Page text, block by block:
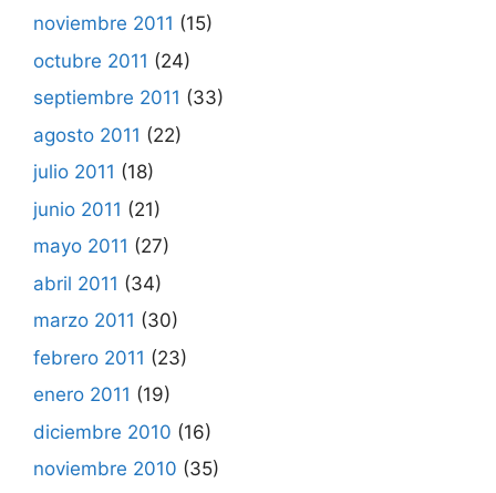
noviembre 2011 (15)
octubre 2011 (24)
septiembre 2011 (33)
agosto 2011 (22)
julio 2011 (18)
junio 2011 (21)
mayo 2011 (27)
abril 2011 (34)
marzo 2011 (30)
febrero 2011 (23)
enero 2011 (19)
diciembre 2010 (16)
noviembre 2010 (35)